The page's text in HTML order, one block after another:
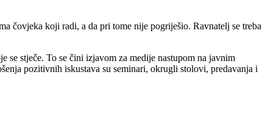
čovjeka koji radi, a da pri tome nije pogriješio. Ravnatelj se treba
se stječe. To se čini izjavom za medije nastupom na javnim
pozitivnih iskustava su seminari, okrugli stolovi, predavanja i